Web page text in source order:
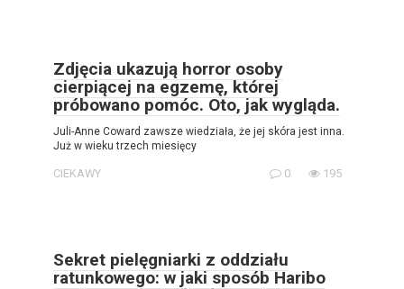
Zdjęcia ukazują horror osoby
cierpiącej na egzemę, której
próbowano pomóc. Oto, jak wygląda.
Juli-Anne Coward zawsze wiedziała, że jej skóra jest inna.
Już w wieku trzech miesięcy
CIEKAWY 0 195
Sekret pielęgniarki z oddziału
ratunkowego: w jaki sposób Haribo